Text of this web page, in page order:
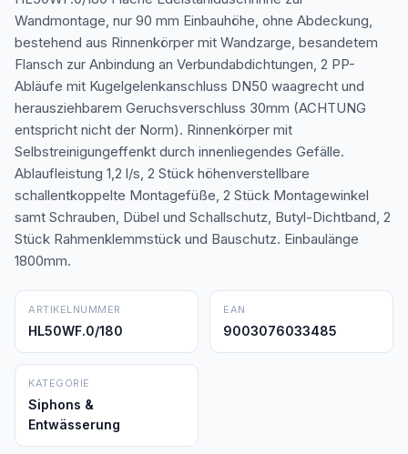
Wandmontage, nur 90 mm Einbauhöhe, ohne Abdeckung,
bestehend aus Rinnenkörper mit Wandzarge, besandetem
Flansch zur Anbindung an Verbundabdichtungen, 2 PP-
Abläufe mit Kugelgelenkanschluss DN50 waagrecht und
herausziehbarem Geruchsverschluss 30mm (ACHTUNG
entspricht nicht der Norm). Rinnenkörper mit
Selbstreinigungeffenkt durch innenliegendes Gefälle.
Ablaufleistung 1,2 l/s, 2 Stück höhenverstellbare
schallentkoppelte Montagefüße, 2 Stück Montagewinkel
samt Schrauben, Dübel und Schallschutz, Butyl-Dichtband, 2
Stück Rahmenklemmstück und Bauschutz. Einbaulänge
1800mm.
ARTIKELNUMMER
HL50WF.0/180
EAN
9003076033485
KATEGORIE
Siphons &
Entwässerung